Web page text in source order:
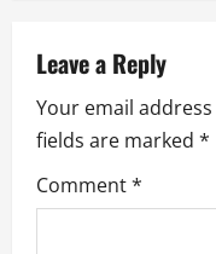
a
v
i
g
Leave a Reply
Your email
fields are marked *
Comment*